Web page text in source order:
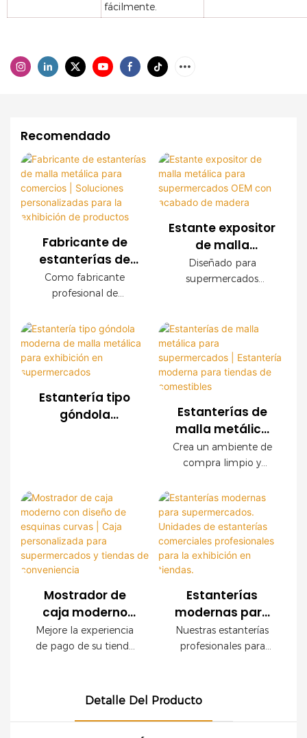
fácilmente.
Recomendado
Fabricante de
estanterías de
malla metálica
para comercios |
personalizadas
para la exhibición
de productos
Como fabricante
profesional de
comercios, ofrecemos
sistemas de estanterías
de malla metálica
personalizados para
cadenas de tiendas,
tiendas de
con asistencia integral
para la planificación
de la tienda.
Estante expositor
de malla
metálica para
supermercados
madera
Diseñado para
supermercados
metálica OEM ofrece
una durabilidad
excepcional, fácil
instalación y
configuraciones
personalizables. Los
paneles decorativos
con acabado de
madera crean un
ambiente de compra
sacrificar la resistencia
industrial.
Estantería tipo
góndola
supermercados
Estanterías de
malla metálica
para
supermercados |
moderna para
tiendas de
comestibles
Crea un ambiente de
compra limpio y
nuestras modernas
estanterías de malla
metálica para
comercios. Con una
resistente estructura
de acero, un elegante
acabado imitación
madera y paneles
modulares de malla
metálica, este sistema
de estanterías está
de los productos sin
Mostrador de
caja moderno
con diseño de
esquinas curvas |
para
Mejore la experiencia
de pago de su tienda
diseñado para
tiendas de
Estanterías
modernas para
supermercados.
Unidades de
profesionales
Nuestras estanterías
profesionales para
comercios modernos.
construcción y
Detalle Del Producto